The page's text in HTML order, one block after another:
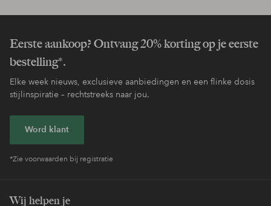
Eerste aankoop? Ontvang 20% korting op je eerste
bestelling*.
Elke week nieuws, exclusieve aanbiedingen en een flinke dosis
stijlinspiratie – rechtstreeks naar jou.
Word klant
*Zie voorwaarden bij registratie
Wij helpen je